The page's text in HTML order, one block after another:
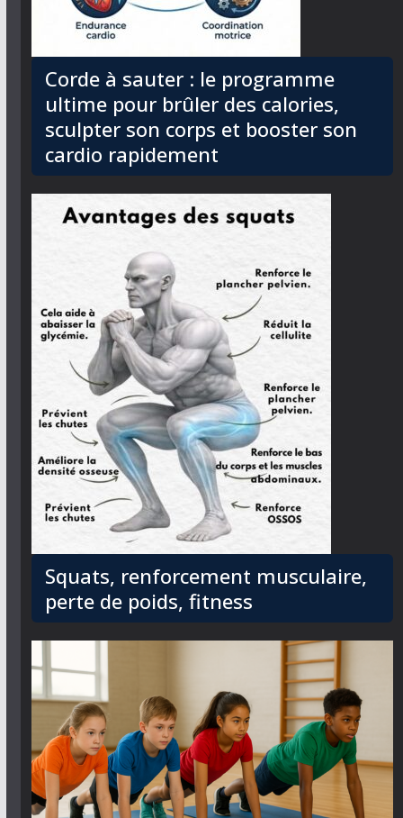
Corde à sauter : le programme
ultime pour brûler des calories,
sculpter son corps et booster son
cardio rapidement
Squats, renforcement musculaire,
perte de poids, fitness